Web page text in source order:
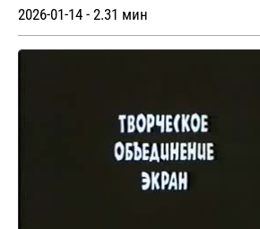
2026-01-14 - 2.31 мин